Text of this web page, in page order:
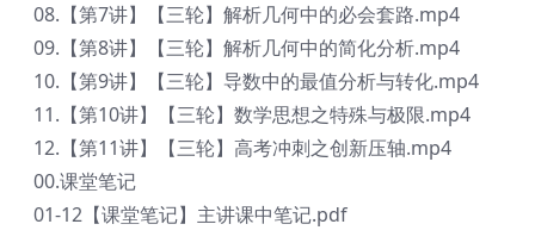
08.【第7讲】【三轮】解析几何中的必会套路.mp4
09.【第8讲】【三轮】解析几何中的简化分析.mp4
10.【第9讲】【三轮】导数中的最值分析与转化.mp4
11.【第10讲】【三轮】数学思想之特殊与极限.mp4
12.【第11讲】【三轮】高考冲刺之创新压轴.mp4
00.课堂笔记
01-12【课堂笔记】主讲课中笔记.pdf